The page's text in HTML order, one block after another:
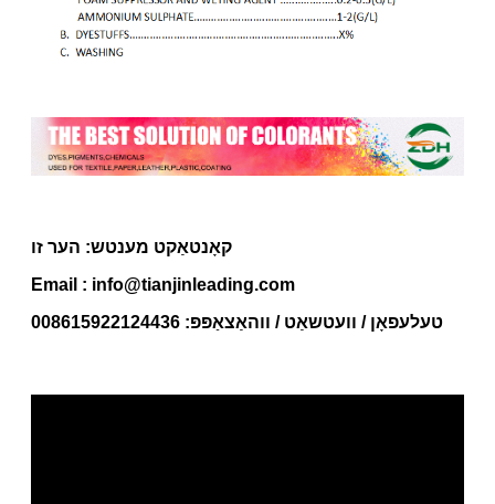
קאָנטאַקט מענטש: הער זו
Email : info@tianjinleading.com
טעלעפאָן / וועטשאַט / ווהאַצאַפּפּ: 008615922124436